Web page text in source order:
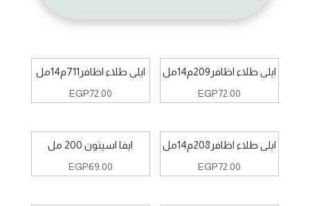
ايلى طلاء اظافر209م14مل
EGP72.00
ايلى طلاء اظافر711م14مل
EGP72.00
ايلى طلاء اظافر208م14مل
EGP72.00
ايفا اسيتون 200 مل
EGP69.00